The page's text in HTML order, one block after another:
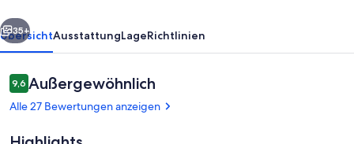
Spreewald
und
Berlin
Weiter
35+
ÜbersichtAusstattungLageRichtlinien
Bewertungen
9,69,6 von 10.
Außergewöhnlich
Alle 27 Bewertungen anzeigen